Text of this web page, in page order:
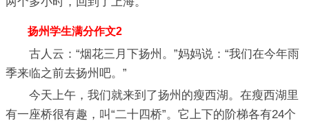
扬州学生满分作文2
古人云：“烟花三月下扬州。”妈妈说：“我们在今年雨
季来临之前去扬州吧。”
今天上午，我们就来到了扬州的瘦西湖。在瘦西湖里
有一座桥很有趣，叫“二十四桥”。它上下的阶梯各有24个